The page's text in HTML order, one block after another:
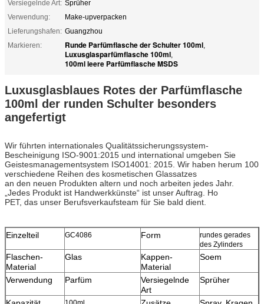
Versiegelnde Art: Sprüher
Verwendung:
Make-upverpacken
Lieferungshafen: Guangzhou
Markieren:
Runde Parfümflasche der Schulter 100ml,
Luxusglasparfümflasche 100ml,
100ml leere Parfümflasche MSDS
Luxusglasblaues Rotes der Parfümflasche
100ml der runden Schulter besonders
angefertigt
Wir führten internationales Qualitätssicherungssystem-
Bescheinigung ISO-9001:2015 und international umgeben Sie
Geistesmanagementsystem ISO14001: 2015. Wir haben herum 100
verschiedene Reihen des kosmetischen Glassatzes
an den neuen Produkten altern und noch arbeiten jedes Jahr.
„Jedes Produkt ist Handwerkkünste“ ist unser Auftrag. Ho
PET, das unser Berufsverkaufsteam für Sie bald dient.
Einzelteil GC4086 Form
rundes gerades
des Zylinders
Flaschen-
Material
Glas
Kappen-
Material
Soem
Verwendung Parfüm
Versiegelnde
Art
Sprüher